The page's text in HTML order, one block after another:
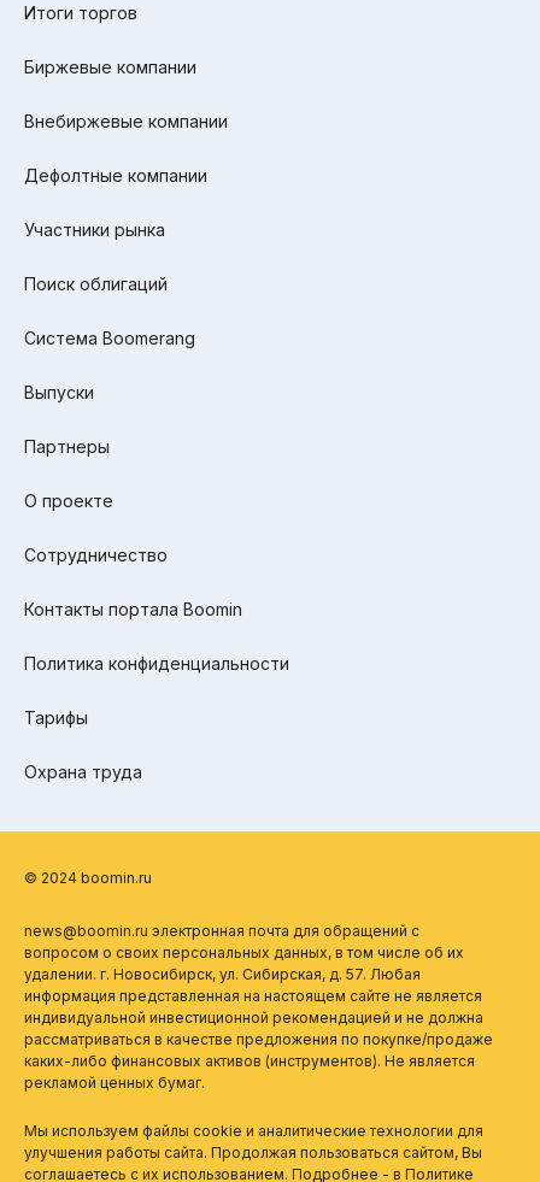
Итоги торгов
Биржевые компании
Внебиржевые компании
Дефолтные компании
Участники рынка
Поиск облигаций
Система Boomerang
Выпуски
Партнеры
О проекте
Сотрудничество
Контакты портала Boomin
Политика конфиденциальности
Тарифы
Охрана труда
© 2024 boomin.ru
news@boomin.ru электронная почта для обращений с
вопросом о своих персональных данных, в том числе об их
удалении. г. Новосибирск, ул. Сибирская, д. 57. Любая
информация представленная на настоящем сайте не является
индивидуальной инвестиционной рекомендацией и не должна
рассматриваться в качестве предложения по покупке/продаже
каких-либо финансовых активов (инструментов). Не является
рекламой ценных бумаг.
Мы используем файлы cookie и аналитические технологии для
улучшения работы сайта. Продолжая пользоваться сайтом, Вы
соглашаетесь с их использованием. Подробнее - в Политике